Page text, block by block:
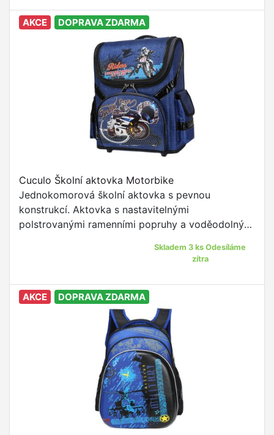
AKCE DOPRAVA ZDARMA
Cuculo Školní aktovka Motorbike
Jednokomorová školní aktovka s pevnou
konstrukcí. Aktovka s nastavitelnými
polstrovanými ramenními popruhy a voděodolným
Skladem 3 ks Odesíláme
zítra
AKCE DOPRAVA ZDARMA